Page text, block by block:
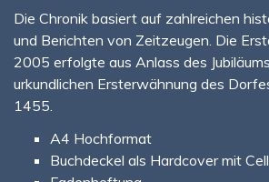
Die Chronik basiert auf zahlreichen
und Berichten von Zeitzeugen. Die
2005 erfolgte aus Anlass des
urkundlichen Ersterwähnung des
1455.
A4 Hochformat
Buchdeckel als Hardcover mit